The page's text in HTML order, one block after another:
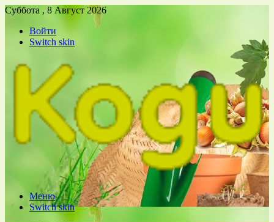
Суббота , 8 Август 2026
Войти
Switch skin
Меню
Switch skin